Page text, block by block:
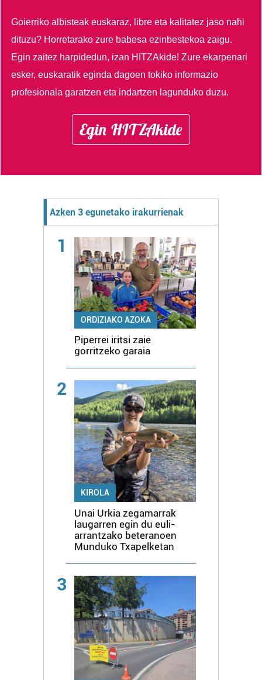
Goierriko albisteak euskaraz, libre eta kalitatez jaso nahi
dituzu? Horretarako zure babesa ezinbestekoa zaigu.
Egin zaitez harpidedun, izan HITZAkide!Zure ekarpenari
esker, euskaratik eginda dagoen tokiko informazio
profesionala garatzen eta indartzen lagunduko duzu.
Egin HITZAkide
Azken 3 egunetako irakurrienak
1
ORDIZIAKO AZOKA
Piperrei iritsi zaie
gorritzeko garaia
2
KIROLA
Unai Urkia zegamarrak
laugarren egin du euli-
arrantzako beteranoen
Munduko Txapelketan
3